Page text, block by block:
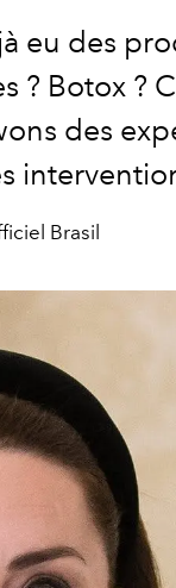
eu des
? Botox ?
des
Brasil